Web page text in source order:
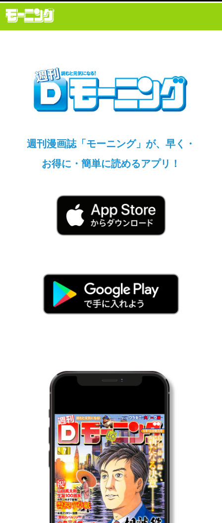
週刊漫画誌「モーニング」が、早く・
お得に・簡単に読めるアプリ！